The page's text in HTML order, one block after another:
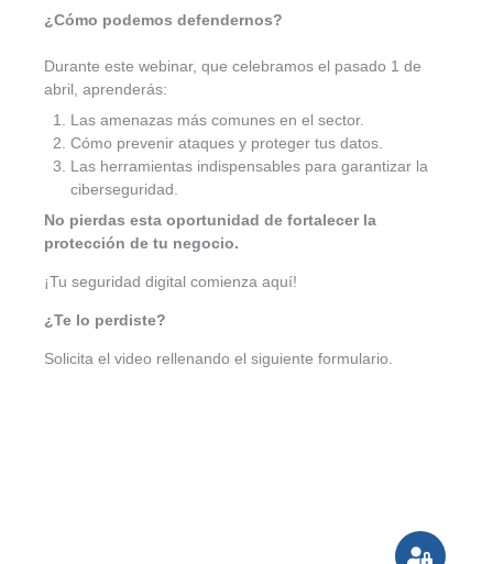
¿Cómo podemos defendernos?
Durante este webinar, que celebramos el pasado 1 de
abril, aprenderás:
Las amenazas más comunes en el sector.
Cómo prevenir ataques y proteger tus datos.
Las herramientas indispensables para garantizar la
ciberseguridad.
No pierdas esta oportunidad de fortalecer la
protección de tu negocio.
¡Tu seguridad digital comienza aquí!
¿Te lo perdiste?
Solicita el video rellenando el siguiente formulario.